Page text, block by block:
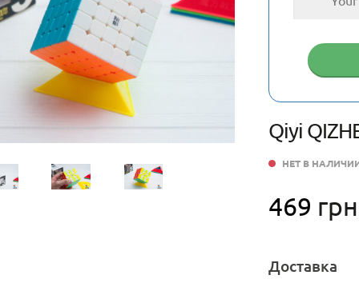
Qiyi
469 грн
НЕТ В
Доставка